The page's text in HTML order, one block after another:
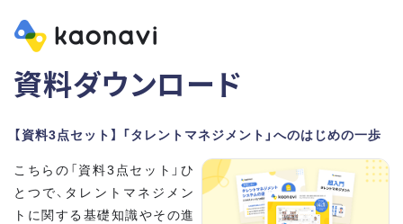
資料ダウンロード
【資料3点セット】 「タレントマネジメント」へのはじめの一歩
こちらの「資料3点セット」ひ
とつで、タレントマネジメン
トに関する基礎知識やその進